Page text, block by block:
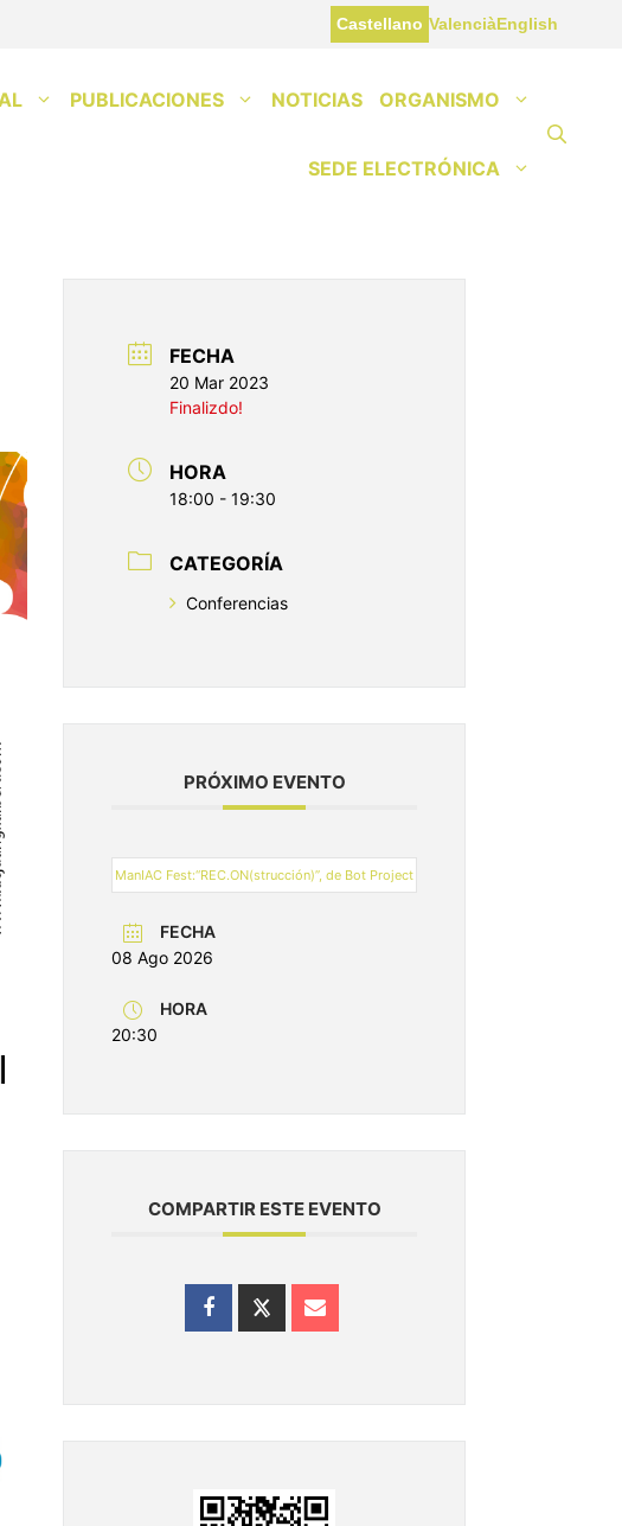
Castellano ValenciàEnglish
PUBLICACIONES NOTICIAS ORGANISMO
SEDE ELECTRÓNICA
FECHA
20 Mar 2023
Finalizdo!
HORA
18:00 - 19:30
CATEGORÍA
Conferencias
PRÓXIMO EVENTO
ManIAC Fest:“REC.ON(strucción)”, de Bot Project
FECHA
08 Ago 2026
HORA
20:30
COMPARTIR ESTE EVENTO